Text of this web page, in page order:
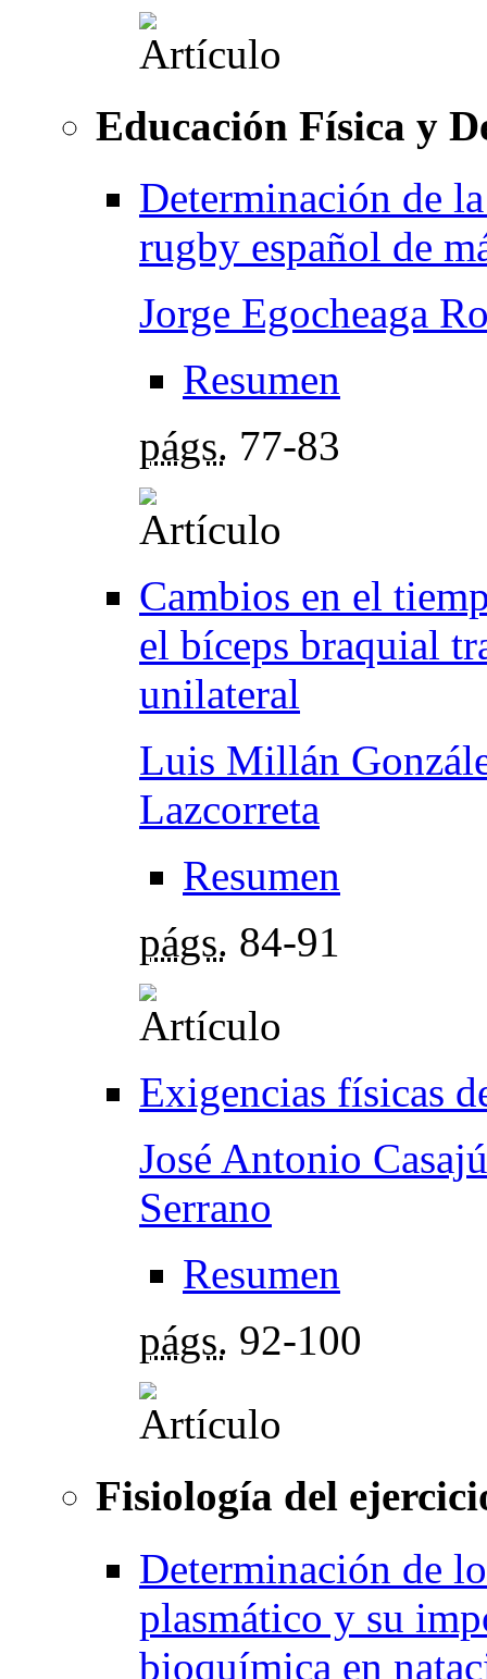
Educación Física y
Determinación de
rugby español de
Jorge Egocheaga
Resumen
págs. 77-83
Cambios en el
el bíceps braquial
unilateral
Luis Millán
Lazcorreta
Resumen
págs. 84-91
Exigencias físicas
José Antonio
Serrano
Resumen
págs. 92-100
Fisiología del
Determinación de
plasmático y su
bioquímica en